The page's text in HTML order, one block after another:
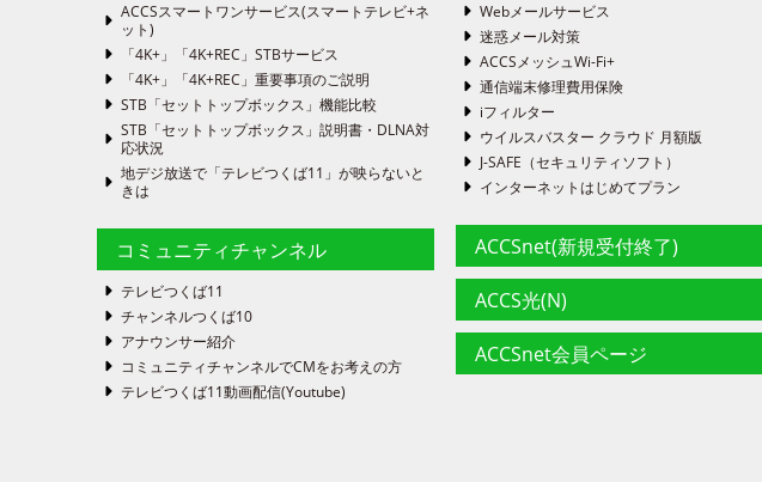
ACCSスマートワンサービス(スマートテレビ+ネ
ット)
「4K+」「4K+REC」STBサービス
「4K+」「4K+REC」重要事項のご説明
STB「セットトップボックス」機能比較
STB「セットトップボックス」説明書・DLNA対
応状況
地デジ放送で「テレビつくば11」が映らないと
きは
コミュニティチャンネル
テレビつくば11
チャンネルつくば10
アナウンサー紹介
コミュニティチャンネルでCMをお考えの方
テレビつくば11動画配信(Youtube)
Webメールサービス
迷惑メール対策
ACCSメッシュWi-Fi+
通信端末修理費用保険
iフィルター
ウイルスバスター クラウド 月額版
J-SAFE（セキュリティソフト）
インターネットはじめてプラン
ACCSnet(新規受付終了)
ACCS光(N)
ACCSnet会員ページ